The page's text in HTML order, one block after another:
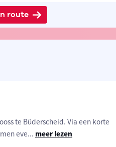
route
te Büderscheid. Via een korte
eve... meer lezen